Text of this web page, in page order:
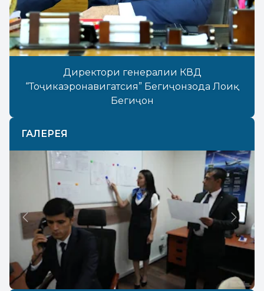
Директори генералии КВД
“Тоҷикаэронавигатсия” Бегиҷонзода Лоиқ
Бегиҷон
ГАЛЕРЕЯ
Previous Next